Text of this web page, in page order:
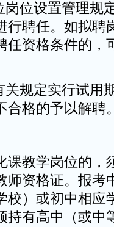
位设置管理规
行聘任。如拟聘
任资格条件的，
规定实行试用
合格的予以解聘
课教学岗位的
师资格证。报考
校）或初中相应
持有高中（或中